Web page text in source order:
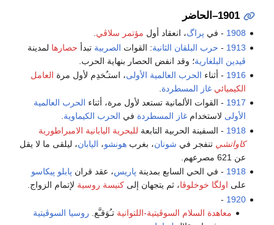
1901–الحاضر
1908 - في پراگ، انعقاد أول مؤتمر سلاڤي.
1913
- حرب البلقان الثانية: القوات الصربية تبدأ حصارها لمدينة
ڤيدين البلغارية؛ وقد انفض الحصار بنهاية الحرب.
1916 - أثناء الحرب العالمية الأولى، استـُخدِم لأول مرة العامل
الكيميائي غاز المسطردة
1917 - القوات الألمانية تستعد لأول مرة، أثناء الحرب العالمية
الأولى لاستخدامغاز المسطردة في الحرب الكيماوية.
1918 - السفينة الحربية التابعة للبحرية اليابانية الامبراطورية
كاواتشي تنفجر في شونان، بغربهونشو، اليابان، ليلقى ما لا يقل
عن 621 مصرعهم.
1918 - في الحي السابع بمدينة پاريس، عقد قران پابلو پيكاسو
على اولگا خوخلوڤا، ثم يتجهان إلىكنيسة روسية لإتمام الزواج.
1920
-
معاهدة السلام السوڤيتية-اللتوانية تـُوَقـَّع. روسيا السوڤيتية